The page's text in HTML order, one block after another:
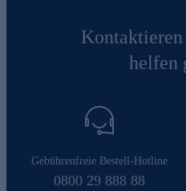
helfen
Gebührenfreie Bestell-Hotline
0800 29 888 88